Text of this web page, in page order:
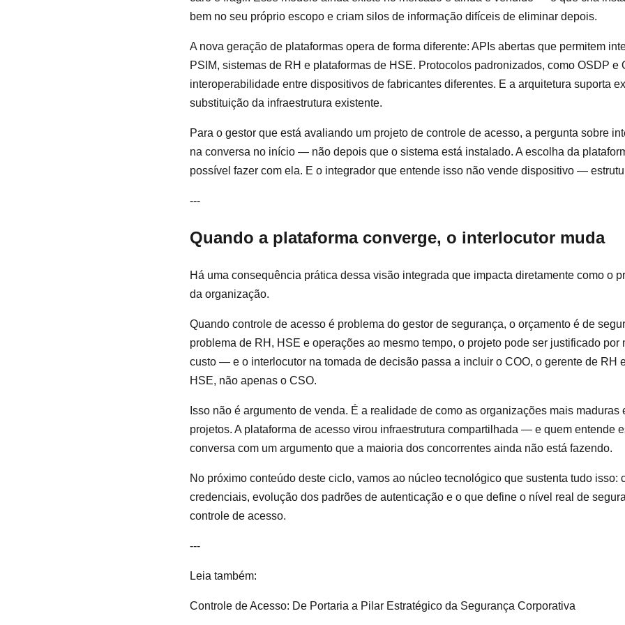
bem no seu próprio escopo e criam silos de informação difíceis de eliminar depois.
A nova geração de plataformas opera de forma diferente: APIs abertas que permitem
PSIM, sistemas de RH e plataformas de HSE. Protocolos padronizados, como OSDP e
interoperabilidade entre dispositivos de fabricantes diferentes. E a arquitetura suporta
substituição da infraestrutura existente.
Para o gestor que está avaliando um projeto de controle de acesso, a pergunta sobre
na conversa no início — não depois que o sistema está instalado. A escolha da
possível fazer com ela. E o integrador que entende isso não vende dispositivo —
---
Quando a plataforma converge, o interlocutor muda
Há uma consequência prática dessa visão integrada que impacta diretamente como o
da organização.
Quando controle de acesso é problema do gestor de segurança, o orçamento é de
problema de RH, HSE e operações ao mesmo tempo, o projeto pode ser justificado por
custo — e o interlocutor na tomada de decisão passa a incluir o COO, o gerente de RH
HSE, não apenas o CSO.
Isso não é argumento de venda. É a realidade de como as organizações mais maduras
projetos. A plataforma de acesso virou infraestrutura compartilhada — e quem entende
conversa com um argumento que a maioria dos concorrentes ainda não está fazendo.
No próximo conteúdo deste ciclo, vamos ao núcleo tecnológico que sustenta tudo isso:
credenciais, evolução dos padrões de autenticação e o que define o nível real de
controle de acesso.
---
Leia também:
Controle de Acesso: De Portaria a Pilar Estratégico da Segurança Corporativa